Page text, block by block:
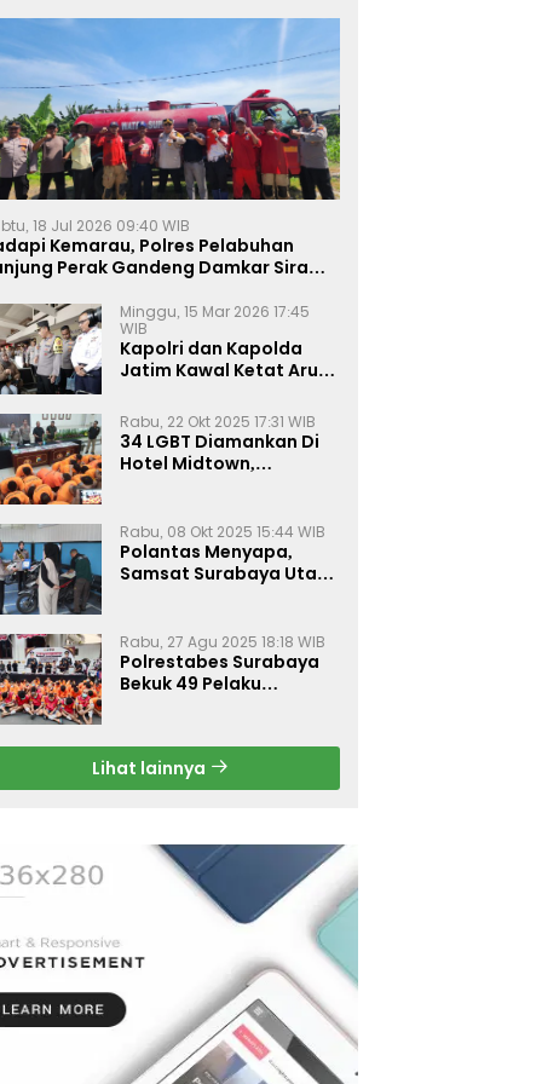
18 Jul 2026 09:40 WIB
Kemarau, Polres Pelabuhan
Perak Gandeng Damkar Siram
Minggu, 15 Mar 2026 17:45
WIB
Kapolri dan Kapolda
Jatim Kawal Ketat Arus
Rabu, 22 Okt 2025 17:31 WIB
34 LGBT Diamankan Di
Hotel Midtown,
Rabu, 08 Okt 2025 15:44 WIB
Polantas Menyapa,
Samsat Surabaya Utara
Rabu, 27 Agu 2025 18:18 WIB
Polrestabes Surabaya
Bekuk 49 Pelaku
Gratis
Lihat lainnya